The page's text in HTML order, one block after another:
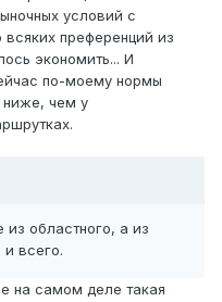
условий с
преференций из
экономить... И
по-моему нормы
ниже, чем у
из областного, а из
всего.
на самом деле такая